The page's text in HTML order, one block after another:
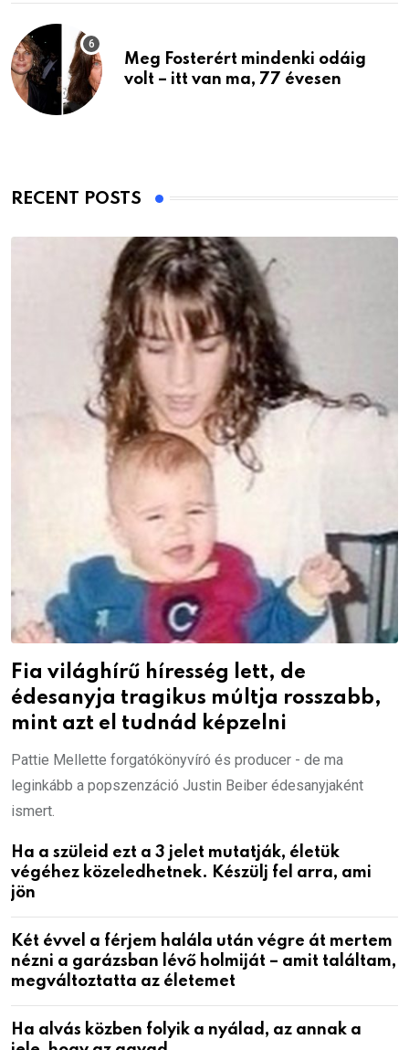
Meg Fosterért mindenki odáig
volt – itt van ma, 77 évesen
RECENT POSTS
Fia világhírű híresség lett, de
édesanyja tragikus múltja rosszabb,
mint azt el tudnád képzelni
Pattie Mellette forgatókönyvíró és producer - de ma
leginkább a popszenzáció Justin Beiber édesanyjaként
ismert.
Ha a szüleid ezt a 3 jelet mutatják, életük
végéhez közeledhetnek. Készülj fel arra, ami
jön
Két évvel a férjem halála után végre át mertem
nézni a garázsban lévő holmiját – amit találtam,
megváltoztatta az életemet
Ha alvás közben folyik a nyálad, az annak a